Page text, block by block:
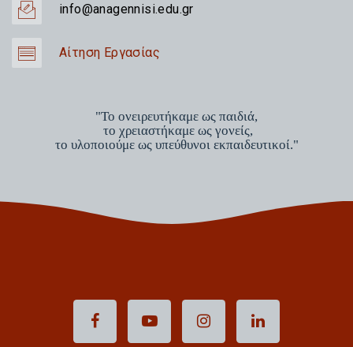
info@anagennisi.edu.gr
Αίτηση Εργασίας
"Το ονειρευτήκαμε ως παιδιά,
το χρειαστήκαμε ως γονείς,
το υλοποιούμε ως υπεύθυνοι εκπαιδευτικοί."